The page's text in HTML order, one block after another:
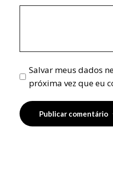
Salvar meus dados
próxima vez que eu
Publicar comentário